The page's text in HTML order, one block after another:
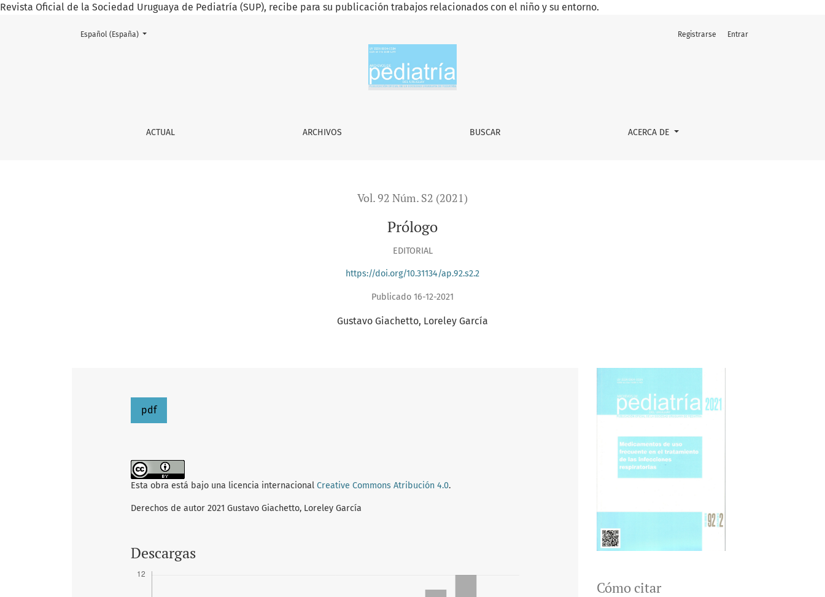
Revista Oficial de la Sociedad Uruguaya de Pediatría (SUP), recibe para su publicación trabajos relacionados con el niño y su entorno.
Prólogo
ACTUAL ARCHIVOS BUSCAR ACERCA DE
Registrarse Entrar
Cambiar el idioma. El actual es:
Español (España)
Vol. 92 Núm. S2 (2021)
Prólogo
EDITORIAL
https://doi.org/10.31134/ap.92.s2.2
Publicado 16-12-2021
Gustavo Giachetto Loreley García
Cómo citar
pdf
Esta obra está bajo una licencia internacional Creative Commons Atribución 4.0.
Derechos de autor 2021 Gustavo Giachetto, Loreley García
Descargas